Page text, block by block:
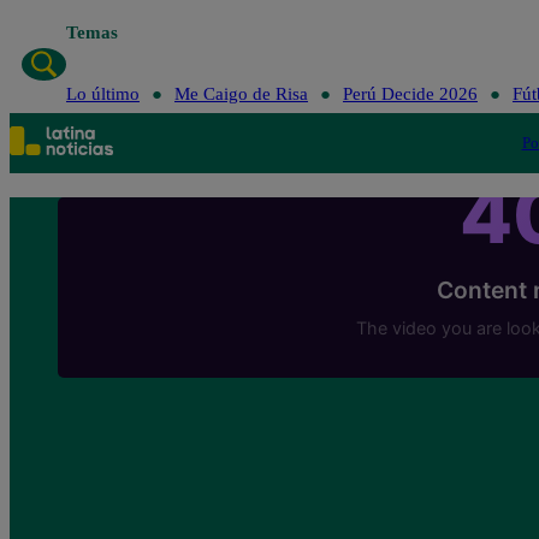
Temas
Lo último Me Caigo de Risa Perú Decide 2026